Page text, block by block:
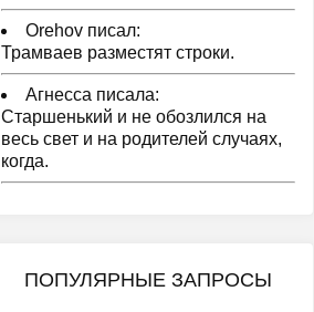
Orehov писал:
Трамваев разместят строки.
Агнесса писала:
Старшенький и не обозлился на
весь свет и на родителей случаях,
когда.
ПОПУЛЯРНЫЕ ЗАПРОСЫ